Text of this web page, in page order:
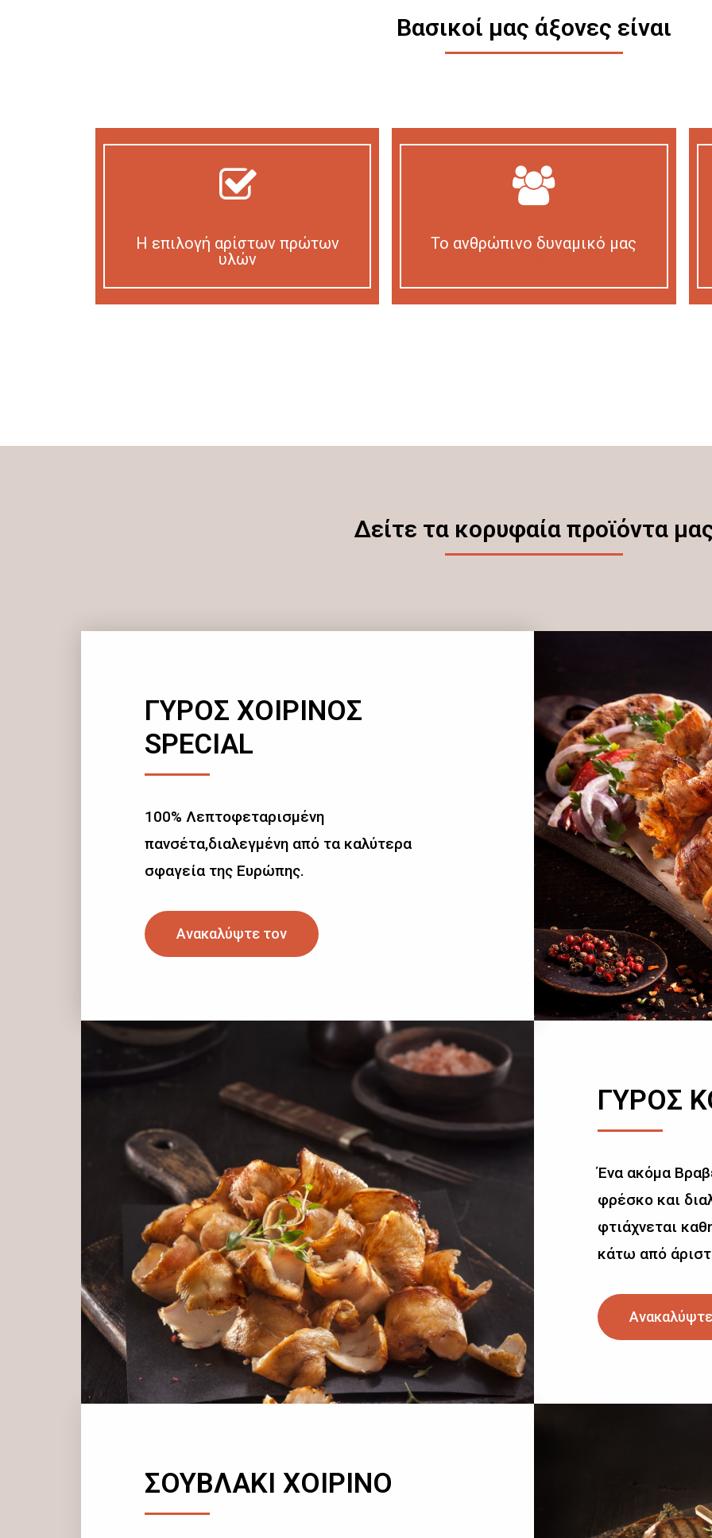
Βασικοί μας άξονες είναι
Η επιλογή αρίστων πρώτων
υλών
Το ανθρώπινο δυναμικό μας
Δείτε τα κορυφαία προϊόντα
ΓΥΡΟΣ ΧΟΙΡΙΝΟΣ
SPECIAL
100% Λεπτοφεταρισμένη
πανσέτα,διαλεγμένη από τα καλύτερα
σφαγεία της Ευρώπης.
Ανακαλύψτε τον
ΓΥΡΟΣ
Ένα ακόμα
φρέσκο και
φτιάχνεται
κάτω από
ΣΟΥΒΛΑΚΙ ΧΟΙΡΙΝΟ